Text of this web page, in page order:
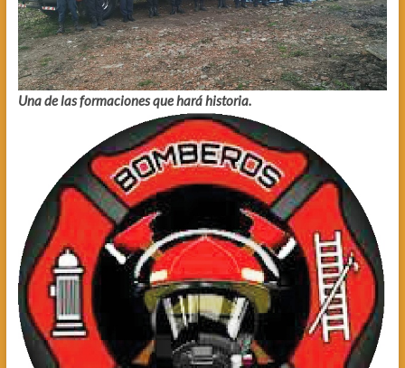
Una de las formaciones que hará historia.